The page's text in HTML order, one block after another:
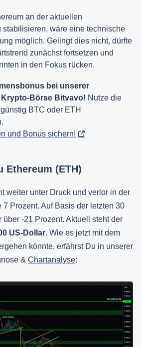
an der aktuellen
stabilisieren, wäre eine technische
möglich. Gelingt dies nicht, dürfte
zunächst fortsetzen und
in den Fokus rücken.
bei unserer
Börse Bitvavo! Nutze die
BTC oder ETH
und Bonus sichern!
Ethereum (ETH)
weiter unter Druck und verlor in der
Prozent. Auf Basis der letzten 30
über -21 Prozent. Aktuell steht der
US-Dollar. Wie es jetzt mit dem
könnte, erfährst Du in unserer
& Chartanalyse: